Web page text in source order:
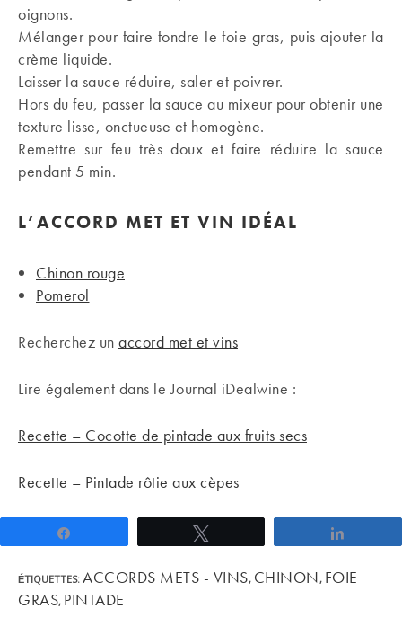
oignons.
Mélanger pour faire fondre le foie gras, puis ajouter la
crème liquide.
Laisser la sauce réduire, saler et poivrer.
Hors du feu, passer la sauce au mixeur pour obtenir une
texture lisse, onctueuse et homogène.
Remettre sur feu très doux et faire réduire la sauce
pendant 5 min.
L’ACCORD MET ET VIN IDÉAL
Chinon rouge
Pomerol
Recherchez un accord met et vins
Lire également dans le Journal iDealwine :
Recette – Cocotte de pintade aux fruits secs
Recette – Pintade rôtie aux cèpes
ÉTIQUETTES: ACCORDS METS - VINS, CHINON, FOIE
GRAS, PINTADE